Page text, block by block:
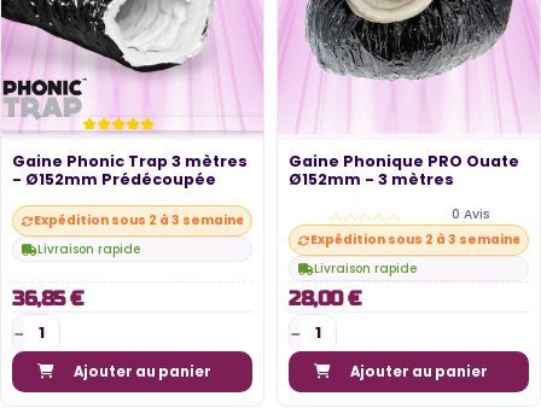
Gaine Phonic Trap 3 mètres
- Ø152mm Prédécoupée
Expédition sous 2 à 3 semaines
Livraison rapide
36,85 €
Ajouter au panier
Gaine Phonique PRO Ouate
Ø152mm - 3 mètres
0 Avis
Expédition sous 2 à 3 semaines
Livraison rapide
28,00 €
Ajouter au panier